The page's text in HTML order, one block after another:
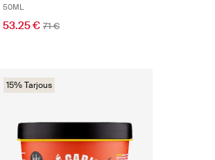
50ML
53.25 € 71 €
15% Tarjous